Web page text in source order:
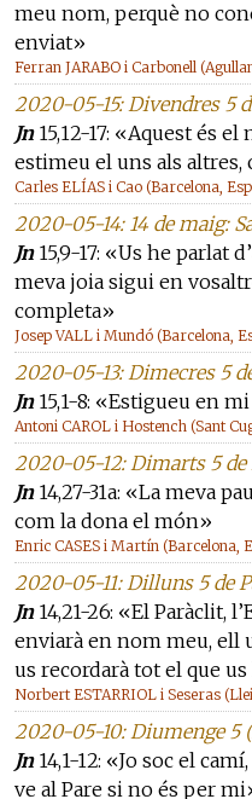
meu nom, perquè no
enviat»
Ferran JARABO i Carbonell
2020-05-15: Divendres 5
Jn15,12-17: «Aquest és
estimeu el uns als
Carles ELÍAS i Cao (Barcelona,
2020-05-14: 14 de maig:
Jn15,9-17: «Us he parlat
meva joia sigui en
completa»
Josep VALL i Mundó (Barcelona,
2020-05-13: Dimecres 5
Jn15,1-8: «Estigueu en
Antoni CAROL i Hostench (Sant
2020-05-12: Dimarts 5 de
Jn14,27-31a: «La meva
com la dona el món»
Enric CASES i Martín (Barcelona,
2020-05-11: Dilluns 5 de
Jn14,21-26: «El Paràclit,
enviarà en nom meu, ell
us recordarà tot el que
Norbert ESTARRIOL i Seseras
2020-05-10: Diumenge 5
Jn14,1-12: «Jo soc el
ve al Pare si no és per